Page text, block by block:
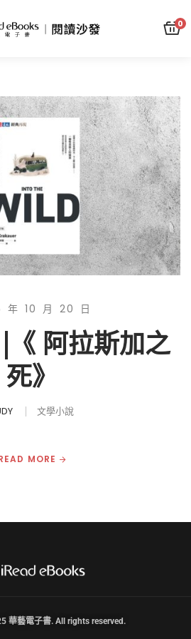
0
年 10 月 20 日
《 阿拉斯加之
死》
文學小說
MORE
華藝電子書. All rights reserved.